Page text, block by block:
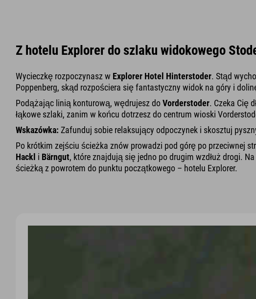
Z hotelu Explorer do szlaku widokowego
Wycieczkę rozpoczynasz w Explorer Hotel Hinterstoder. Stąd
Poppenberg, skąd rozpościera się fantastyczny widok na góry i
Podążając linią konturową, wędrujesz doVorderstoder. Czeka Cię
łąkowe szlaki, zanim w końcu dotrzesz do centrum wioski
Wskazówka: Zafunduj sobie relaksujący odpoczynek i skosztuj
Po krótkim zejściu ścieżka znów prowadzi pod górę po przeciwnej
Hackl i Bärngut, które znajdują się jedno po drugim wzdłuż drogi.
ścieżką z powrotem do punktu początkowego – hotelu Explorer.